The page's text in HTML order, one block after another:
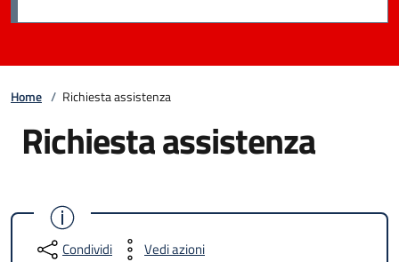
Home / Richiesta assistenza
Richiesta assistenza
Condividi Vedi azioni